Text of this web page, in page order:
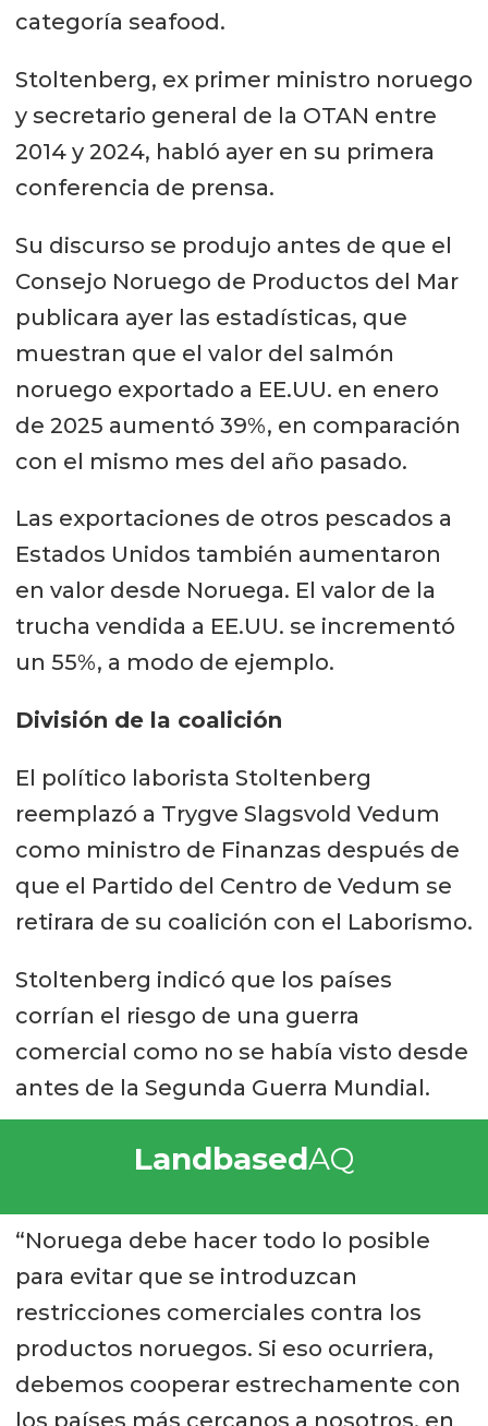
categoría seafood.
Stoltenberg, ex primer ministro noruego
y secretario general de la OTAN entre
2014 y 2024, habló ayer en su primera
conferencia de prensa.
Su discurso se produjo antes de que el
Consejo Noruego de Productos del Mar
publicara ayer las estadísticas, que
muestran que el valor del salmón
noruego exportado a EE.UU. en enero
de 2025 aumentó 39%, en comparación
con el mismo mes del año pasado.
Las exportaciones de otros pescados a
Estados Unidos también aumentaron
en valor desde Noruega. El valor de la
trucha vendida a EE.UU. se incrementó
un 55%, a modo de ejemplo.
División de la coalición
El político laborista Stoltenberg
reemplazó a Trygve Slagsvold Vedum
como ministro de Finanzas después de
que el Partido del Centro de Vedum se
retirara de su coalición con el Laborismo.
Stoltenberg indicó que los países
corrían el riesgo de una guerra
comercial como no se había visto desde
antes de la Segunda Guerra Mundial.
LandbasedAQ
“Noruega debe hacer todo lo posible
para evitar que se introduzcan
restricciones comerciales contra los
productos noruegos. Si eso ocurriera,
debemos cooperar estrechamente con
los países más cercanos a nosotros, en